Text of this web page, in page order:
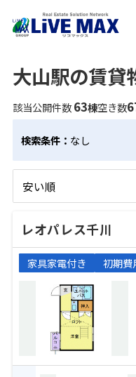
大山駅の賃貸
該当公開件数63棟空き数
検索条件： なし
レオパレス千川
家具家電付き 初期費